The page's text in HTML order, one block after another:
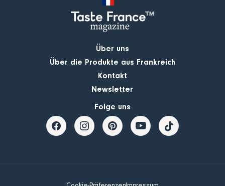
Über uns
Über die Produkte aus Frankreich
Kontakt
Newsletter
Folge uns